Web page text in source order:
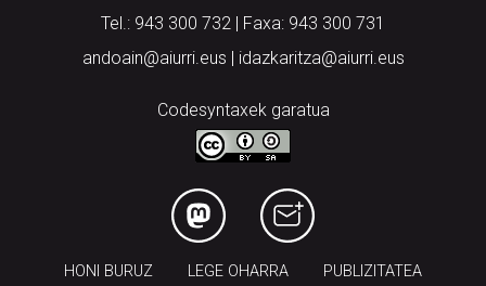
Tel.: 943 300 732 | Faxa: 943 300 731
andoain@aiurri.eus | idazkaritza@aiurri.eus
Codesyntaxek garatua
HONI BURUZ LEGE OHARRA PUBLIZITATEA